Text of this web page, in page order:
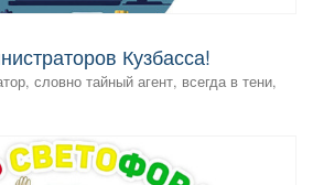
Кузбасса!
словно тайный агент, всегда в тени,